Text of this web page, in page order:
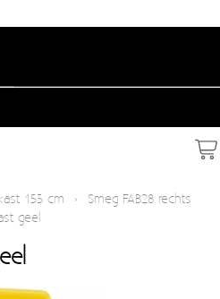
153 cm ›
Smeg FAB28 rechts
geel